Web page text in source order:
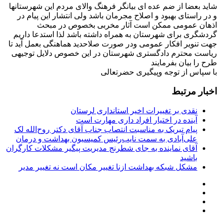
شاید بعضا از ضم عده ای بیانگر فرهنگ والای مردم این شهرستانها
و در راستای بهبود و اصلاح مجرمان باشد ولی انتشار این پیام در
اذهان عمومی ممکن است آثار مخربی بخصوص در مبحث
گردشگری برای شهرستان به همراه داشته باشد لذا استدعا داریم
جهت تنویر افکار عمومی ودر صورت صلاحدید هماهنگی بعمل آید تا
ریاست محترم دادگستری شهرستان در این خصوص دلایل توجیهی
طرح را بیان بفرمایند
با سپاس از توجه وپیگیری حضرتعالی
اخبار مرتبط
نقدی بر تغییرات اخیر استانداری لرستان
آینده در اختیار افراد داری مهارت است
پیام تبریک به مناسبت انتصاب جناب آقای دکتر روح‌الله لک
علی‌آبادی به سمت نایب‌رئیس کمیسیون بهداشت و درمان
آقای نماینده به جای شطرنج مدیریت پیگیر مشکلات کارگران
باشید
مشکل شبکه بهداشت ازنا تغییر مکان است نه تغییر مدیر